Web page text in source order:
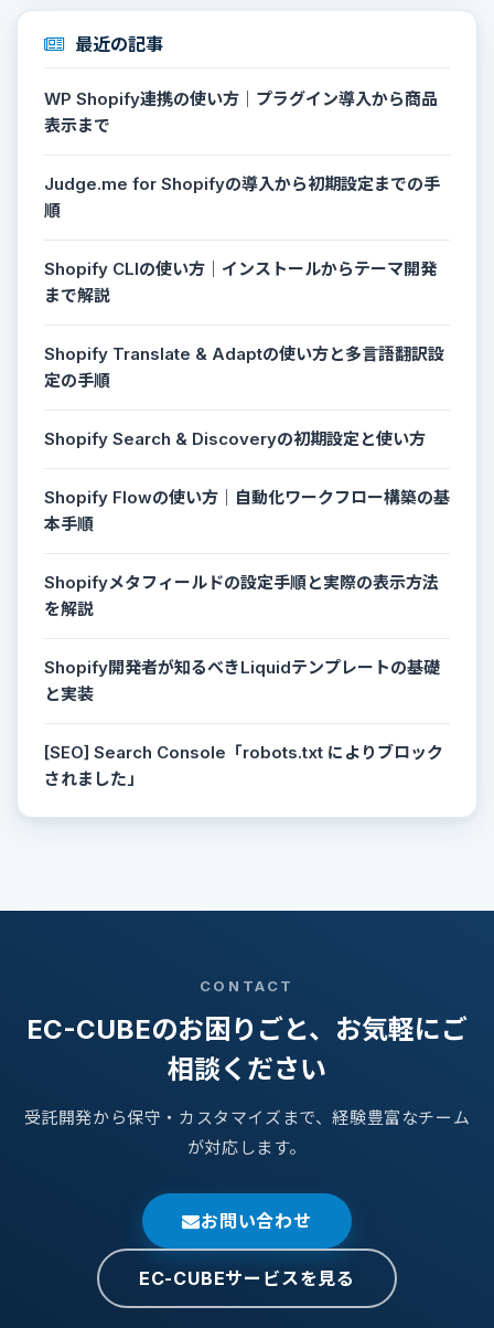
最近の記事
WP Shopify連携の使い方｜プラグイン導入から商品
表示まで
Judge.me for Shopifyの導入から初期設定までの手
順
Shopify CLIの使い方｜インストールからテーマ開発
まで解説
Shopify Translate & Adaptの使い方と多言語翻訳設
定の手順
Shopify Search & Discoveryの初期設定と使い方
Shopify Flowの使い方｜自動化ワークフロー構築の基
本手順
Shopifyメタフィールドの設定手順と実際の表示方法
を解説
Shopify開発者が知るべきLiquidテンプレートの基礎
と実装
[SEO] Search Console「robots.txt によりブロック
されました」
CONTACT
EC-CUBEのお困りごと、お気軽にご
相談ください
受託開発から保守・カスタマイズまで、経験豊富なチーム
が対応します。
お問い合わせ
EC-CUBEサービスを見る